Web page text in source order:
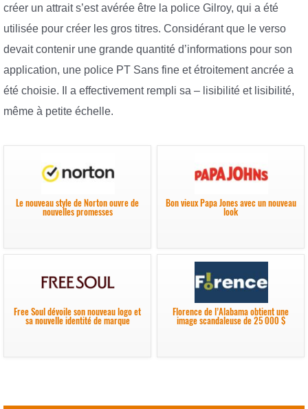
créer un attrait s’est avérée être la police Gilroy, qui a été
utilisée pour créer les gros titres. Considérant que le verso
devait contenir une grande quantité d’informations pour son
application, une police PT Sans fine et étroitement ancrée a
été choisie. Il a effectivement rempli sa – lisibilité et lisibilité,
même à petite échelle.
Le nouveau style de Norton ouvre de
nouvelles promesses
Bon vieux Papa Jones avec un nouveau
look
Free Soul dévoile son nouveau logo et
sa nouvelle identité de marque
Florence de l’Alabama obtient une
image scandaleuse de 25 000 $